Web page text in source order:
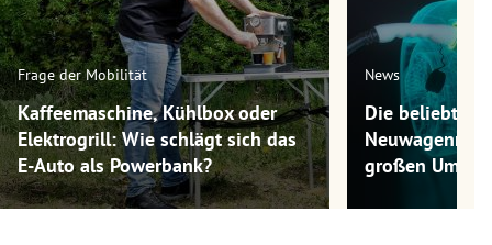
Frage der Mobilität
Kaffeemaschine, Kühlbox oder
Elektrogrill: Wie schlägt sich das
E-Auto als Powerbank?
News
Die
großen